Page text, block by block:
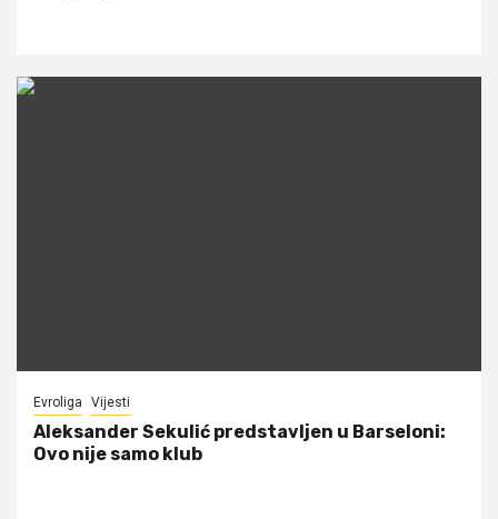
Evroliga Vijesti
Aleksander Sekulić predstavljen u Barseloni:
Ovo nije samo klub